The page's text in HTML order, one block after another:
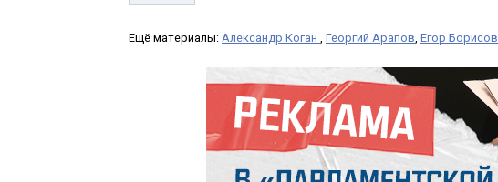
Ещё материалы: Александр Коган Георгий Арапов Егор Борисов